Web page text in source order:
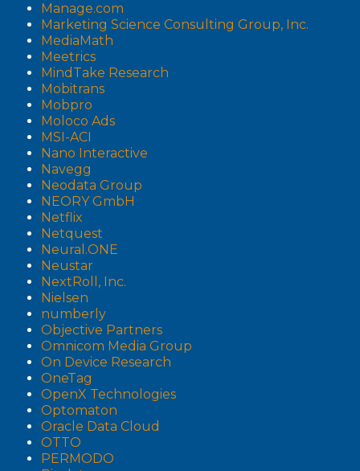
Manage.com
Marketing Science Consulting Group, Inc.
MediaMath
Meetrics
MindTake Research
Mobitrans
Mobpro
Moloco Ads
MSI-ACI
Nano Interactive
Navegg
Neodata Group
NEORY GmbH
Netflix
Netquest
Neural.ONE
Neustar
NextRoll, Inc.
Nielsen
numberly
Objective Partners
Omnicom Media Group
On Device Research
OneTag
OpenX Technologies
Optomaton
Oracle Data Cloud
OTTO
PERMODO